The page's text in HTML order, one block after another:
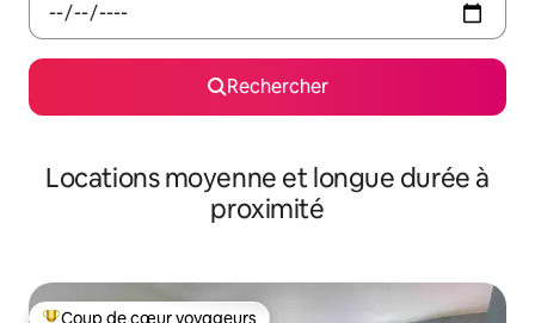
Rechercher
Locations moyenne et longue durée à
proximité
Coup de cœur voyageurs